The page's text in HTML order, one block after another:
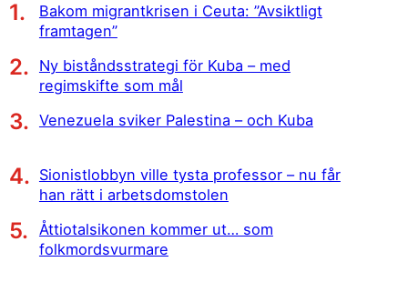
Bakom migrantkrisen i Ceuta: ”Avsiktligt
framtagen”
Ny biståndsstrategi för Kuba – med
regimskifte som mål
Venezuela sviker Palestina – och Kuba
Sionistlobbyn ville tysta professor – nu får
han rätt i arbetsdomstolen
Åttiotalsikonen kommer ut… som
folkmordsvurmare